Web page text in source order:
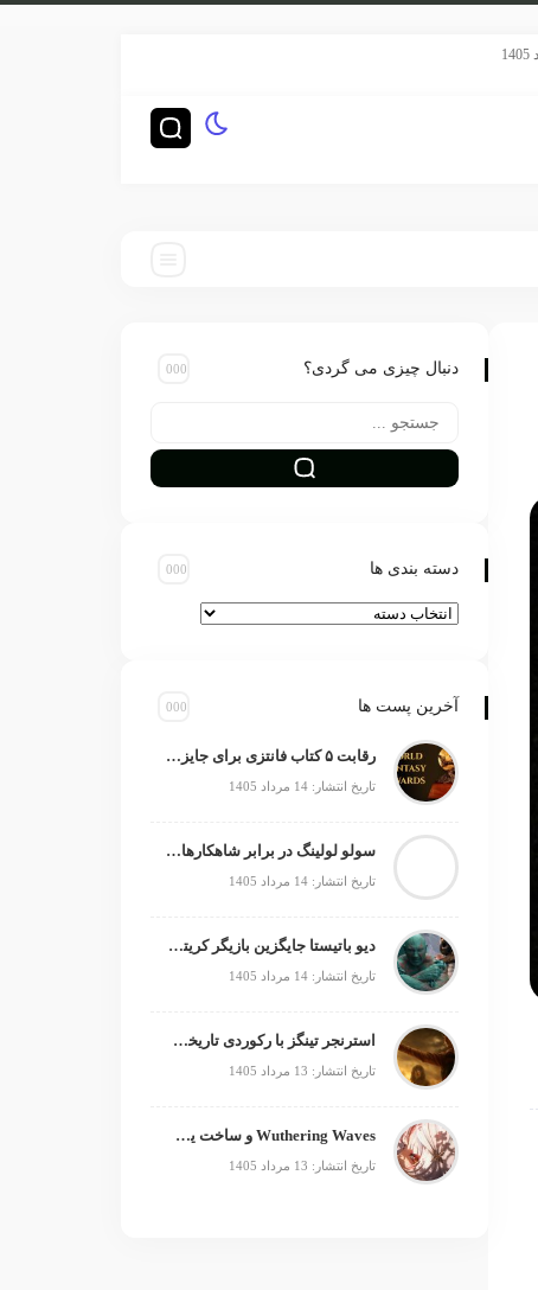
دنبال چیزی می گردی؟
دسته بندی ها
آخرین پست ها
رقابت ۵ کتاب فانتزی برای جایزه جهانی ۲۰۲۶
تاریخ انتشار: 14 مرداد 1405
سولو لولینگ در برابر شاهکارهای انیمه؛ چه چیزی کم دارد؟
تاریخ انتشار: 14 مرداد 1405
دیو باتیستا جایگزین بازیگر کریتوس می‌شود؟
تاریخ انتشار: 14 مرداد 1405
استرنجر تینگز با رکوردی تاریخی صدرنشین شد
تاریخ انتشار: 13 مرداد 1405
Wuthering Waves و ساخت یک فرنچایز بزرگ؛ از بازی تا انیمه
تاریخ انتشار: 13 مرداد 1405